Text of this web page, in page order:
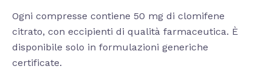
Ogni compresse contiene 50 mg di clomifene
citrato, con eccipienti di qualità farmaceutica. È
disponibile solo in formulazioni generiche
certificate.